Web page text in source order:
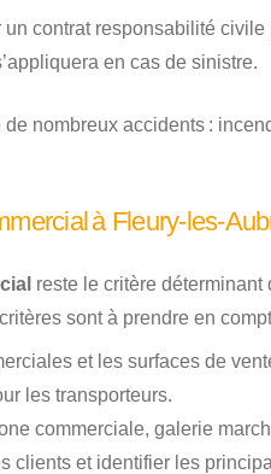
contrat responsabilité
en cas de sinistre.
de nombreux accidents :
à Fleury-les-
reste le critère déterminant
sont à prendre en
et les surfaces de
les transporteurs.
commerciale, galerie
clients et identifier les